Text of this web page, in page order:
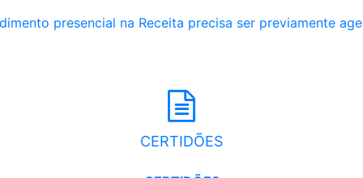
presencial na Receita precisa ser previamente
CERTIDÕES